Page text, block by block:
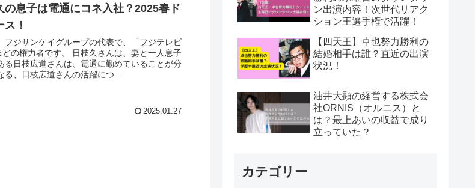
の息子は電通にコネ入社？2025春ド
！
フジサンケイグループの代表で、「フジテレビ
の権力者です。 日枝久さんは、妻と一人息子
る日枝広道さんは、電通に勤めていることが分
、日枝広道さんの活躍につ...
2025.01.27
ン出演内容！次世代リアク
ション王選手権で活躍！
【四天王】卓也努力勝利の
結婚相手は誰？直近の出演
状況！
油井大顕の経営する株式会
社ORNIS（オルニス）と
は？最上あいの収益で成り
立っていた？
カテゴリー